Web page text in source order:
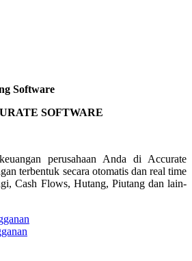
Software
SOFTWARE
perusahaan Anda di Accurate
terbentuk secara otomatis dan real time
Cash Flows, Hutang, Piutang dan lain-